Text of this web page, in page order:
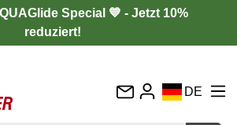
Special 💙 - Jetzt 10%
reduziert!
DE